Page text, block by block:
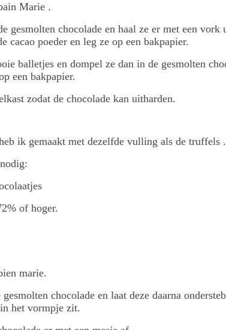
Marie .
gesmolten chocolade en haal ze er met een
cacao poeder en leg ze op een bakpapier.
balletjes en dompel ze dan in de gesmolten
een bakpapier.
zodat de chocolade kan uitharden.
ik gemaakt met dezelfde vulling als de truffels .
of hoger.
marie.
chocolade en laat deze daarna
het vormpje zit.